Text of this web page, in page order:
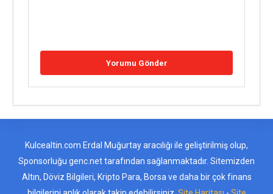
Kulcealtin.com Erdal Muğurtay aracılığı ile geliştirilmiş olup,
Sponsorluğu genc.net tarafından sağlanmaktadır. Sitemizden
Altın, Döviz Bilgileri, Kripto Para, Borsa ve daha bir çok finans